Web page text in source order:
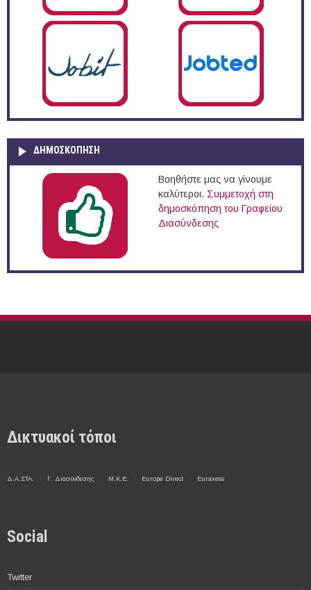
ΔΗΜΟΣΚΌΠΗΣΗ
Βοηθήστε μας να γίνουμε
καλύτεροι. Συμμετοχή στη
δημοσκόπηση του Γραφείου
Διασύνδεσης
Δικτυακοί τόποι
Δ.Α.ΣΤΑ. Γ. Διασύνδεσης Μ.Κ.Ε. Europe Direct Euraxess
Social
Twitter